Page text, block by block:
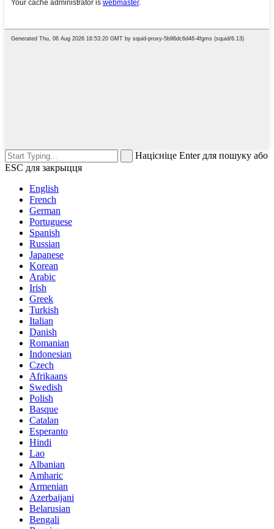
Націсніце Enter для пошуку або
ESC для закрыцця
English
French
German
Portuguese
Spanish
Russian
Japanese
Korean
Arabic
Irish
Greek
Turkish
Italian
Danish
Romanian
Indonesian
Czech
Afrikaans
Swedish
Polish
Basque
Catalan
Esperanto
Hindi
Lao
Albanian
Amharic
Armenian
Azerbaijani
Belarusian
Bengali